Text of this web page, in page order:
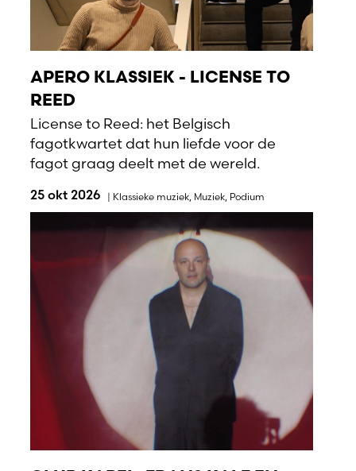
APERO KLASSIEK - LICENSE TO
REED
License to Reed: het Belgisch
fagotkwartet dat hun liefde voor de
fagot graag deelt met de wereld.
25 okt 2026 | Klassieke muziek Muziek Podium